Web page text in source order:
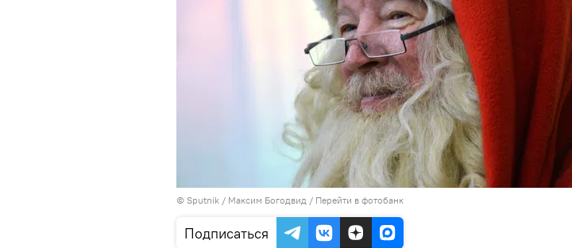
© Sputnik / Максим Богодвид / Перейти в фотобанк
Подписаться